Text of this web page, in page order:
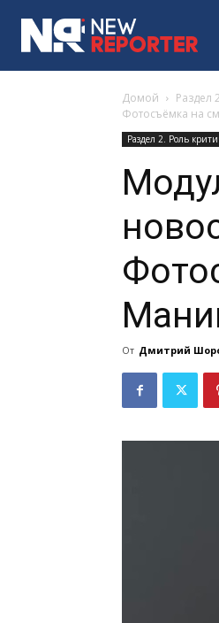
Домой Раздел
Фотосъёмка на
Раздел 2. Роль
От Дмитрий